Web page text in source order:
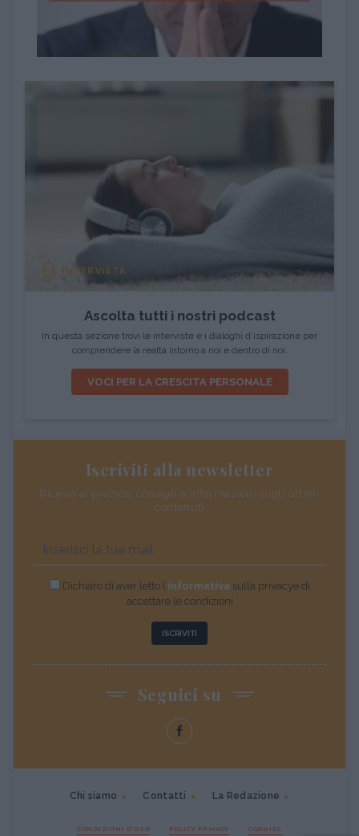
INTERVISTA
Ascolta tutti i nostri podcast
In questa sezione trovi le interviste e i dialoghi d'ispirazione per
comprendere la realtà intorno a noi e dentro di noi.
VOCI PER LA CRESCITA PERSONALE
Iscriviti alla newsletter
Riceverai preziosi consigli e informazioni sugli ultimi
contenuti
Dichiaro di aver letto l’informativasulla privacye di
accettare le condizioni
ISCRIVITI
Seguici su
Chi siamo Contatti La Redazione
CONDIZIONI D'USO POLICY PRIVACY COOKIES